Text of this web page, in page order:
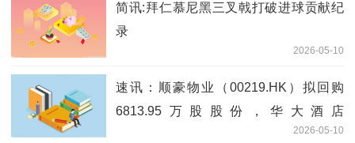
简讯:拜仁慕尼黑三叉戟打破进球贡献纪
录
2026-05-10
速讯：顺豪物业（00219.HK）拟回购
6813.95万股股份，华大酒店
2026-05-10